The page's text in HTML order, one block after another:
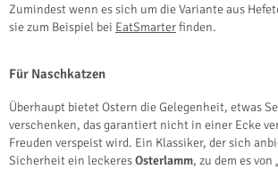
Zumindest wenn es sich um die Variante aus
sie zum Beispiel bei EatSmarterfinden.
Für Naschkatzen
Überhaupt bietet Ostern die Gelegenheit, etwas
verschenken, das garantiert nicht in einer Ecke
Freuden verspeist wird. Ein Klassiker, der sich
Sicherheit ein leckeresOsterlamm, zu dem es von